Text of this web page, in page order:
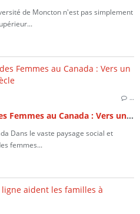
de Moncton n'est pas simplement
…
Santé Mentale et Physique des Femmes au Canada : Vers un Équilibre Holistique au 21e Siècle
Dans le vaste paysage social et
femmes...